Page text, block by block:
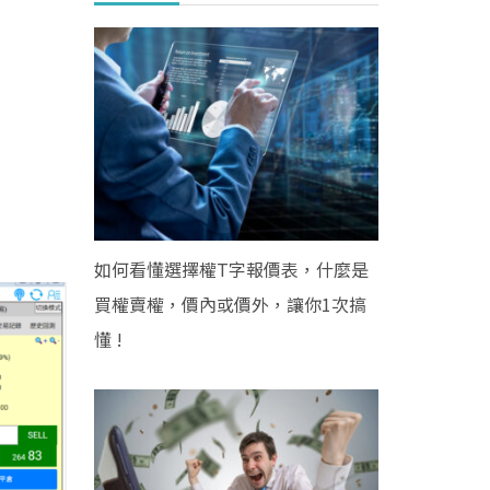
如何看懂選擇權T字報價表，什麼是
買權賣權，價內或價外，讓你1次搞
懂 !